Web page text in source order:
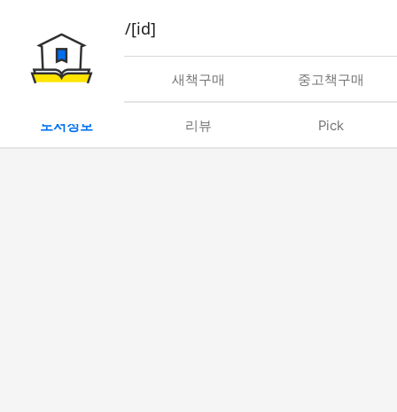
book/rent/[id]
대여 새책구매 중고책구매
도서정보 리뷰 Pick